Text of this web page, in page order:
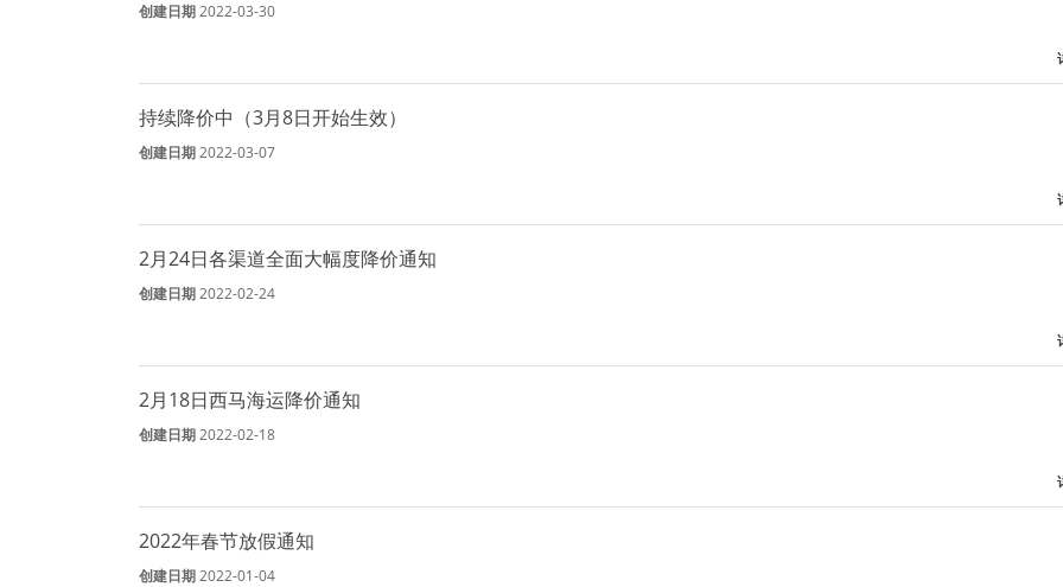
创建日期2022-03-30
持续降价中（3月8日开始生效）
创建日期2022-03-07
2月24日各渠道全面大幅度降价通知
创建日期2022-02-24
2月18日西马海运降价通知
创建日期2022-02-18
2022年春节放假通知
创建日期2022-01-04